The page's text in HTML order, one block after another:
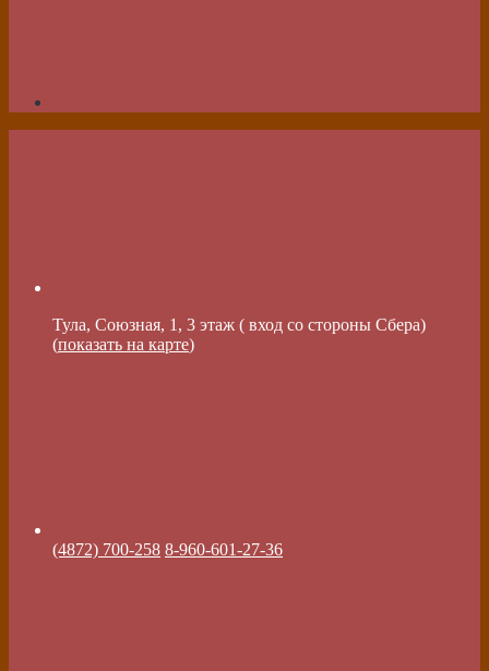
Тула, Союзная, 1, 3 этаж ( вход со стороны Сбера)
(показать на карте)
(4872) 700-258 8-960-601-27-36